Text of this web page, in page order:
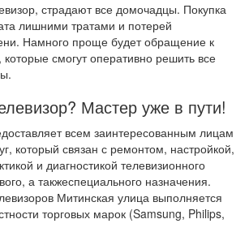
страдают все домочадцы. Покупка
лишними тратами и потерей
Намного проще будет обращение к
смогут оперативно решить все
Мастер уже в пути!
всем заинтересованным лицам
который связан с ремонтом, настройкой,
и диагностикой телевизионного
а такжеспециального назначения.
Митинская улица выполняется
торговых марок (Samsung, Philips,